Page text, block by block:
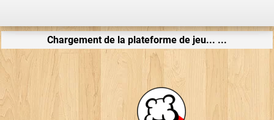
Chargement de la plateforme de jeu... ...